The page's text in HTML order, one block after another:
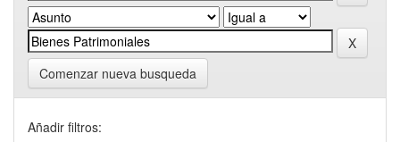
Comenzar nueva busqueda
Añadir filtros: